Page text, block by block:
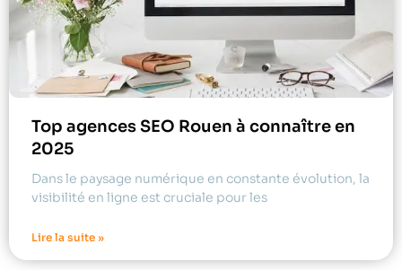
Top agences SEO Rouen à connaître en
2025
Dans le paysage numérique en constante évolution, la
visibilité en ligne est cruciale pour les
Lire la suite »